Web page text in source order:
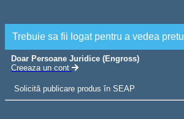
Trebuie sa fii logat pentru a vedea pretul
Doar Persoane Juridice (Engross)
Creeaza un cont
Solicită publicare produs în SEAP